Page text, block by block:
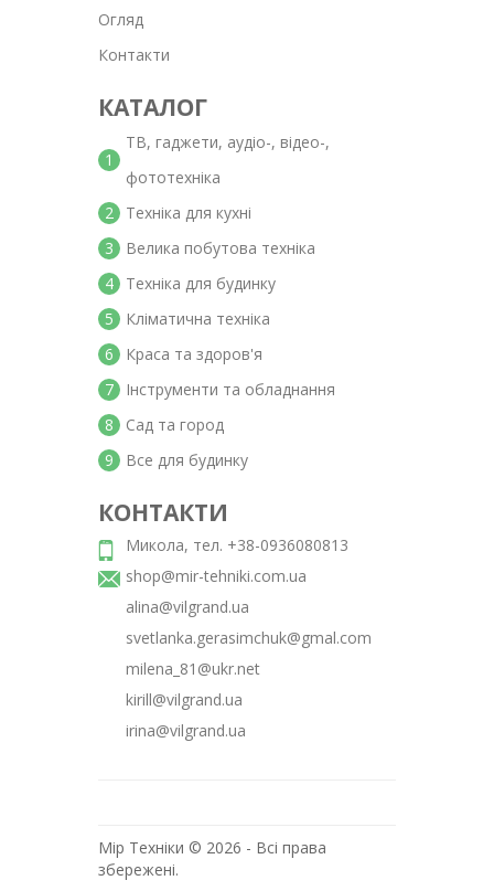
Огляд
Контакти
КАТАЛОГ
ТВ, гаджети, аудіо-, відео-,
фототехніка
1
Техніка для кухні
2
Велика побутова техніка
3
Техніка для будинку
4
Кліматична техніка
5
Краса та здоров'я
6
Інструменти та обладнання
7
Сад та город
8
Все для будинку
9
КОНТАКТИ
Микола, тел. +38-0936080813
shop@mir-tehniki.com.ua
alina@vilgrand.ua
svetlanka.gerasimchuk@gmal.com
milena_81@ukr.net
kirill@vilgrand.ua
irina@vilgrand.ua
Мір Техніки © 2026 - Всі права
збережені.